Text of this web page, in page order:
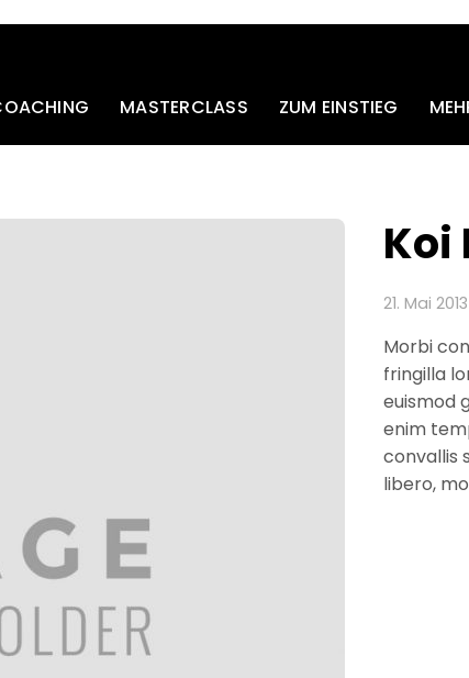
MASTERCLASS ZUM EINSTIEG
Koi
21. Mai 2013
Morbi
fringilla
euismod
enim
convallis
libero,